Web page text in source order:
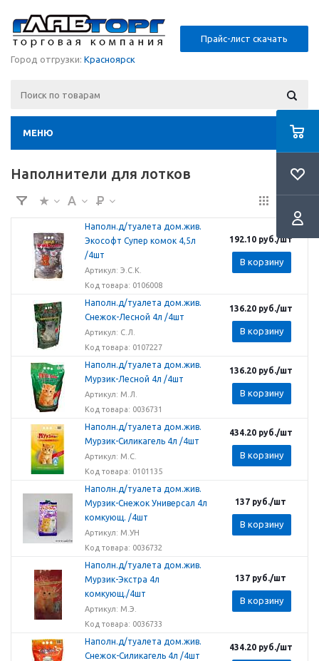
Прайс-лист скачать
Город отгрузки: Красноярск
МЕНЮ
Наполнители для лотков
Наполн.д/туалета дом.жив.
Экософт Супер комок 4,5л
/4шт
Артикул: Э.С.К.
Код товара: 0106008
192.10руб./шт
В корзину
Наполн.д/туалета дом.жив.
Снежок-Лесной 4л /4шт
Артикул: С.Л.
Код товара: 0107227
136.20руб./шт
В корзину
Наполн.д/туалета дом.жив.
Мурзик-Лесной 4л /4шт
Артикул: М.Л.
Код товара: 0036731
136.20руб./шт
В корзину
Наполн.д/туалета дом.жив.
Мурзик-Силикагель 4л /4шт
Артикул: М.С.
Код товара: 0101135
434.20руб./шт
В корзину
Наполн.д/туалета дом.жив.
Мурзик-Снежок Универсал 4л
комкующ. /4шт
Артикул: М.УН
Код товара: 0036732
137 руб./шт
В корзину
Наполн.д/туалета дом.жив.
Мурзик-Экстра 4л
комкующ./4шт
Артикул: М.Э.
Код товара: 0036733
137 руб./шт
В корзину
Наполн.д/туалета дом.жив.
Снежок-Силикагель 4л /4шт
434.20руб./шт